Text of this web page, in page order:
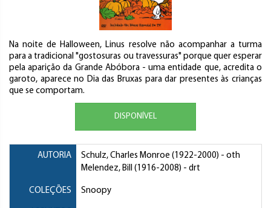
Na noite de Halloween, Linus resolve não acompanhar a turma
para a tradicional "gostosuras ou travessuras" porque quer esperar
pela aparição da Grande Abóbora - uma entidade que, acredita o
garoto, aparece no Dia das Bruxas para dar presentes às crianças
que se comportam.
DISPONÍVEL
AUTORIA Schulz, Charles Monroe (1922-2000) - oth
Melendez, Bill (1916-2008) - drt
COLEÇÕES Snoopy